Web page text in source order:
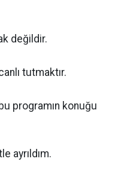
değildir.
tutmaktır.
programın konuğu
ayrıldım.